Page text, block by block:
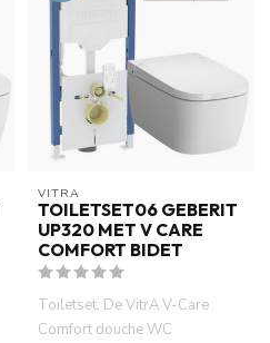
VITRA
TOILETSET06 GEBERIT
UP320 MET V CARE
COMFORT BIDET
Toiletset. De VitrA V-Care
Comfort douche WC